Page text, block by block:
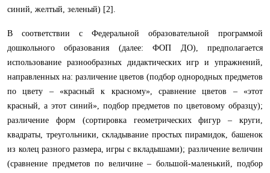
синий, желтый, зеленый) [2].
В соответствии с Федеральной образовательной программой
дошкольного образования (далее: ФОП ДО), предполагается
использование разнообразных дидактических игр и упражнений,
направленных на: различение цветов (подбор однородных предметов
по цвету – «красный к красному», сравнение цветов – «этот
красный, а этот синий», подбор предметов по цветовому образцу);
различение форм (сортировка геометрических фигур – круги,
квадраты, треугольники, складывание простых пирамидок, башенок
из колец разного размера, игры с вкладышами); различение величин
(сравнение предметов по величине – большой-маленький, подбор